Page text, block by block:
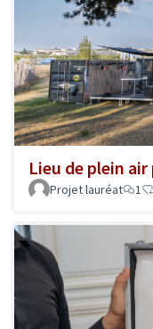
Lieu de plein
Projet lauréat 1